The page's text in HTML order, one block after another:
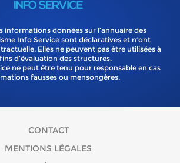
informations données sur l’annuaire des
Info Service sont déclaratives et n’ont
Elles ne peuvent pas être utilisées à
d’évaluation des structures.
ne peut être tenu pour responsable en cas
fausses ou mensongères.
CONTACT
MENTIONS LÉGALES